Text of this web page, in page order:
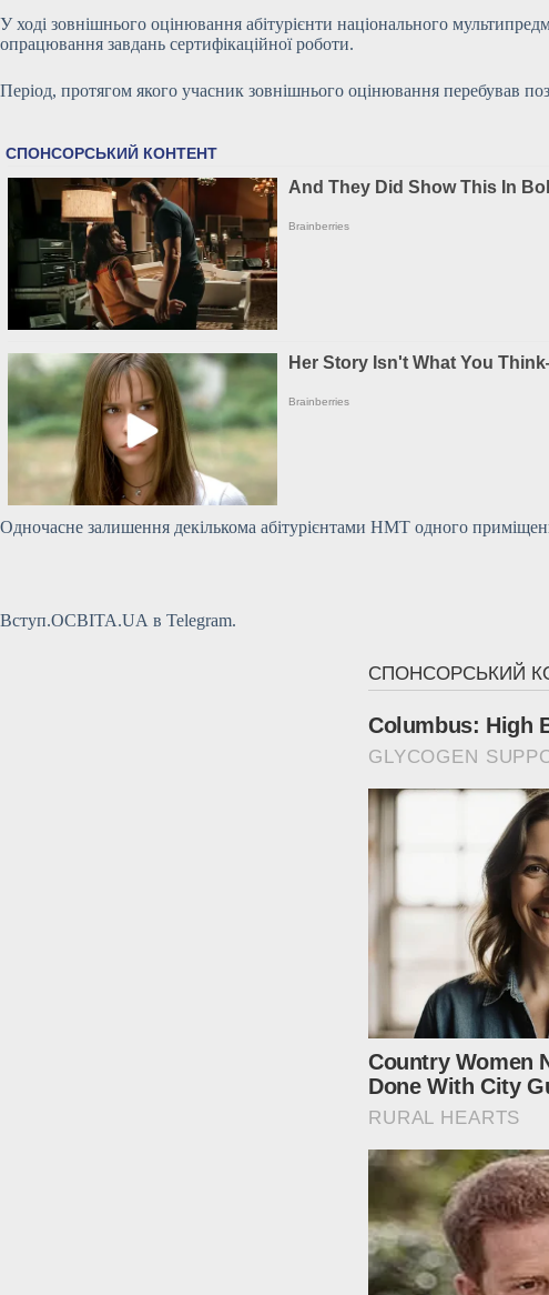
У ході зовнішнього оцінювання абітурієнти національного
опрацювання завдань сертифікаційної роботи.
Період, протягом якого учасник зовнішнього оцінювання перебував
Одночасне залишення декількома абітурієнтами НМТ одного
Вступ.ОСВІТА.UA в Telegram.